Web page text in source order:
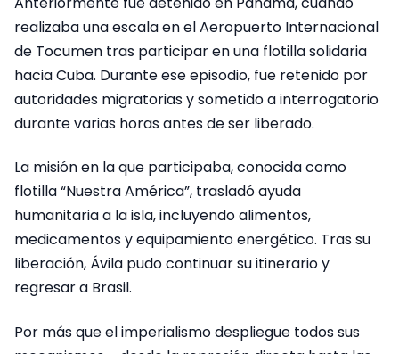
realizaba una escala en el Aeropuerto Internacional
de Tocumen tras participar en una flotilla solidaria
hacia Cuba. Durante ese episodio, fue retenido por
autoridades migratorias y sometido a interrogatorio
durante varias horas antes de ser liberado.
La misión en la que participaba, conocida como
flotilla “Nuestra América”, trasladó ayuda
humanitaria a la isla, incluyendo alimentos,
medicamentos y equipamiento energético. Tras su
liberación, Ávila pudo continuar su itinerario y
regresar a Brasil.
Por más que el imperialismo despliegue todos sus